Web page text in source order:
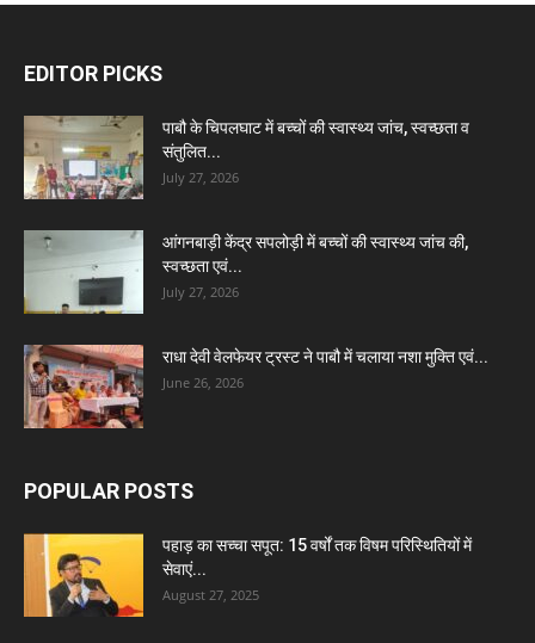
EDITOR PICKS
पाबौ के चिपलघाट में बच्चों की स्वास्थ्य जांच, स्वच्छता व
संतुलित...
July 27, 2026
आंगनबाड़ी केंद्र सपलोड़ी में बच्चों की स्वास्थ्य जांच की,
स्वच्छता एवं...
July 27, 2026
राधा देवी वेलफेयर ट्रस्ट ने पाबौ में चलाया नशा मुक्ति एवं...
June 26, 2026
POPULAR POSTS
पहाड़ का सच्चा सपूत: 15 वर्षों तक विषम परिस्थितियों में
सेवाएं...
August 27, 2025